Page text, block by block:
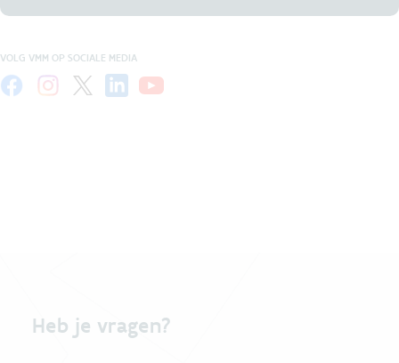
VOLG VMM OP SOCIALE MEDIA
Heb je vragen?